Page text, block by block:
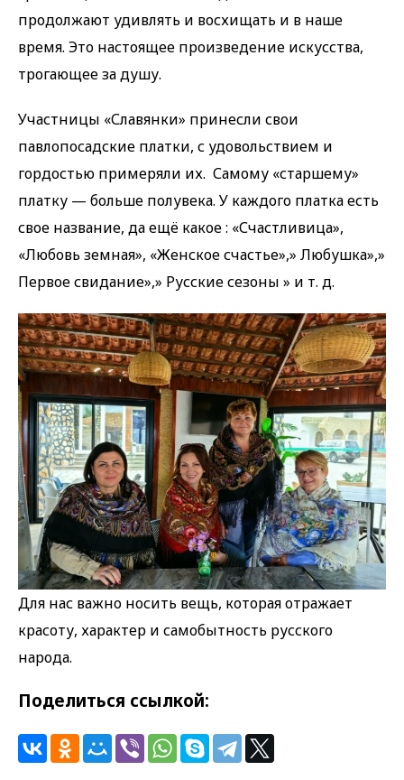
продолжают удивлять и восхищать и в наше
время. Это настоящее произведение искусства,
трогающее за душу.
Участницы «Славянки» принесли свои
павлопосадские платки, с удовольствием и
гордостью примеряли их. Самому «старшему»
платку — больше полувека. У каждого платка есть
свое название, да ещё какое : «Счастливица»,
«Любовь земная», «Женское счастье»,» Любушка»,»
Первое свидание»,» Русские сезоны » и т. д.
Для нас важно носить вещь, которая отражает
красоту, характер и самобытность русского
народа.
Поделиться ссылкой: